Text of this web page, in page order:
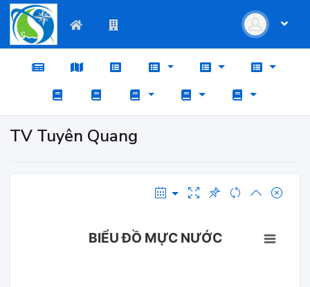
TV Tuyên Quang
BIỂU ĐỒ MỰC NƯỚC